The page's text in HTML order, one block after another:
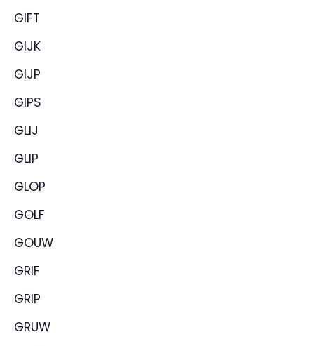
GIFT
GIJK
GIJP
GIPS
GLIJ
GLIP
GLOP
GOLF
GOUW
GRIF
GRIP
GRUW